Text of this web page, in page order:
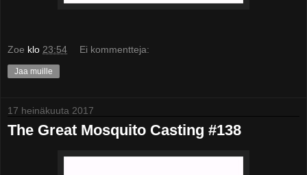
Zoe klo 23:54 Ei kommentteja:
Jaa muille
17 heinäkuuta 2017
The Great Mosquito Casting #138